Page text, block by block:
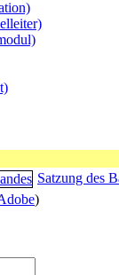
Satzung des
)